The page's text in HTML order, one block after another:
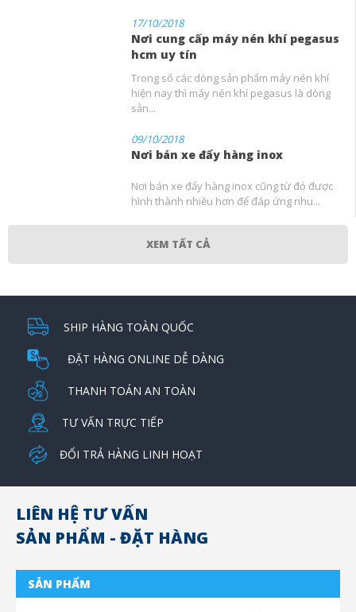
17/10/2018
Nơi cung cấp máy nén khí pegasus
hcm uy tín
Trong số các dòng sản phẩm máy nén khí
hiện nay thì máy nén khí pegasus là dòng
sản...
09/10/2018
Nơi bán xe đẩy hàng inox
Nơi bán xe đẩy hàng inox cũng từ đó được
hình thành nhiều hơn để đáp ứng nhu...
XEM TẤT CẢ
SHIP HÀNG TOÀN QUỐC
ĐẶT HÀNG ONLINE DỄ DÀNG
THANH TOÁN AN TOÀN
TƯ VẤN TRỰC TIẾP
ĐỔI TRẢ HÀNG LINH HOẠT
LIÊN HỆ TƯ VẤN
SẢN PHẨM - ĐẶT HÀNG
SẢN PHẨM